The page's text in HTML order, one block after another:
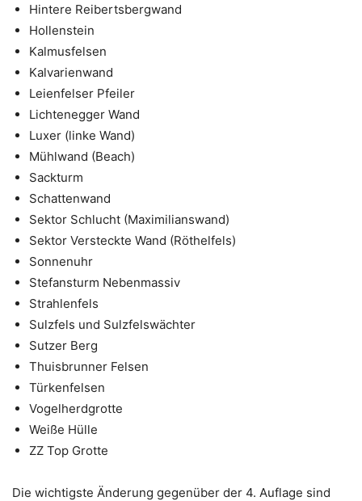
Hintere Reibertsbergwand
Hollenstein
Kalmusfelsen
Kalvarienwand
Leienfelser Pfeiler
Lichtenegger Wand
Luxer (linke Wand)
Mühlwand (Beach)
Sackturm
Schattenwand
Sektor Schlucht (Maximilianswand)
Sektor Versteckte Wand (Röthelfels)
Sonnenuhr
Stefansturm Nebenmassiv
Strahlenfels
Sulzfels und Sulzfelswächter
Sutzer Berg
Thuisbrunner Felsen
Türkenfelsen
Vogelherdgrotte
Weiße Hülle
ZZ Top Grotte
Die wichtigste Änderung gegenüber der 4. Auflage sind